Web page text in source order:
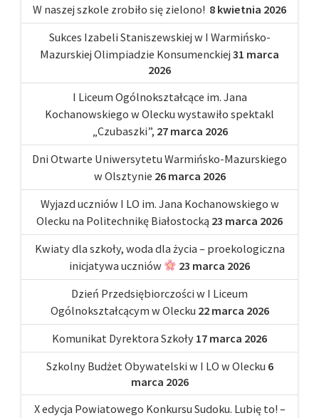
W naszej szkole zrobiło się zielono! 8 kwietnia 2026
Sukces Izabeli Staniszewskiej w I Warmińsko-
Mazurskiej Olimpiadzie Konsumenckiej 31 marca
2026
I Liceum Ogólnokształcące im. Jana
Kochanowskiego w Olecku wystawiło spektakl
„Czubaszki”, 27 marca 2026
Dni Otwarte Uniwersytetu Warmińsko-Mazurskiego
w Olsztynie 26 marca 2026
Wyjazd uczniów I LO im. Jana Kochanowskiego w
Olecku na Politechnikę Białostocką 23 marca 2026
Kwiaty dla szkoły, woda dla życia – proekologiczna
inicjatywa uczniów
23 marca 2026
Dzień Przedsiębiorczości w I Liceum
Ogólnokształcącym w Olecku 22 marca 2026
Komunikat Dyrektora Szkoły 17 marca 2026
Szkolny Budżet Obywatelski w I LO w Olecku 6
marca 2026
X edycja Powiatowego Konkursu Sudoku. Lubię to! –